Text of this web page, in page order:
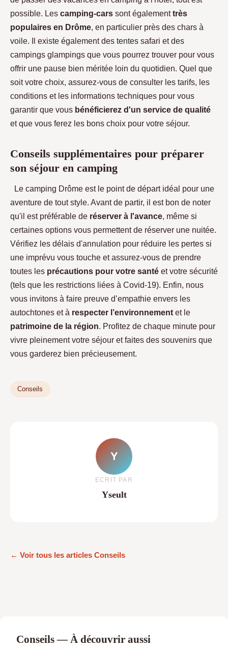
possible. Les camping-cars sont égalementtrès
populaires en Drôme, en particulier près des chars à
voile. Il existe également des tentes safari et des
campings glampings que vous pourrez trouver pour vous
offrir une pause bien méritée loin du quotidien. Quel que
soit votre choix, assurez-vous de consulter les tarifs, les
conditions et les informations techniques pour vous
garantir que vous bénéficierez d'un service de qualité
et que vous ferez les bons choix pour votre séjour.
Conseils supplémentaires pour préparer
son séjour en camping
Le camping Drôme est le point de départ idéal pour une
aventure de tout style. Avant de partir, il est bon de noter
qu'il est préférable de réserver à l'avance, même si
certaines options vous permettent de réserver une nuitée.
Vérifiez les délais d'annulation pour réduire les pertes si
une imprévu vous touche et assurez-vous de prendre
toutes les précautions pour votre santé et votre sécurité
(tels que les restrictions liées à Covid-19). Enfin, nous
vous invitons à faire preuve d’empathie envers les
autochtones et à respecter l’environnement et le
patrimoine de la région. Profitez de chaque minute pour
vivre pleinement votre séjour et faites des souvenirs que
vous garderez bien précieusement.
Conseils
Y
ECRIT PAR
Yseult
← Voir tous les articles Conseils
Conseils — À découvrir aussi